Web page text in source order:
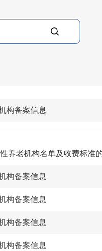
构备案信息
养老机构名单及收费标准
构备案信息
构备案信息
构备案信息
构备案信息